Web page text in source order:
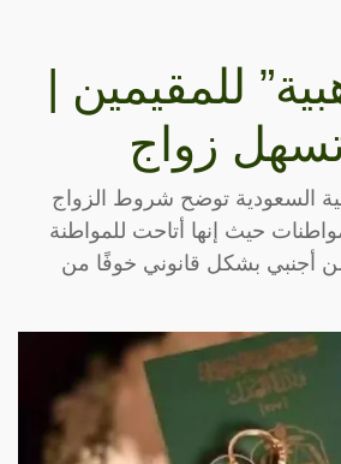
للمقيمين |
زواج
السعودية توضح شروط الزواج
حيث إنها أتاحت للمواطنة
أجنبي بشكل قانوني خوفًا من